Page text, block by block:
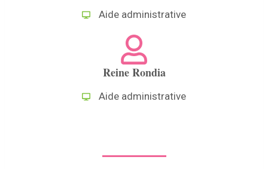
Aide administrative
Reine Rondia
Aide administrative